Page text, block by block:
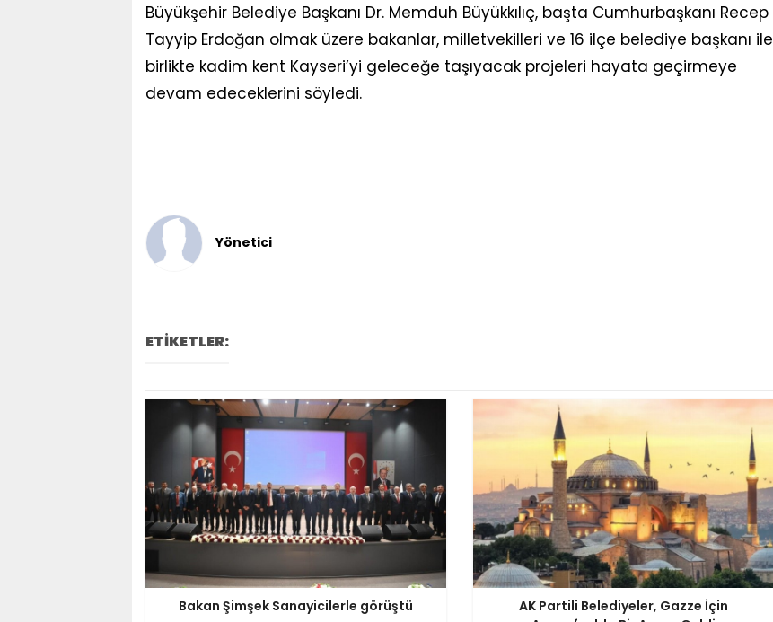
Büyükşehir Belediye Başkanı Dr. Memduh Büyükkılıç, başta Cumhurbaşkanı Recep
Tayyip Erdoğan olmak üzere bakanlar, milletvekilleri ve 16 ilçe belediye başkanı ile
birlikte kadim kent Kayseri’yi geleceğe taşıyacak projeleri hayata geçirmeye
devam edeceklerini söyledi.
Yönetici
ETİKETLER:
Bakan Şimşek Sanayicilerle görüştü
AK Partili Belediyeler, Gazze İçin